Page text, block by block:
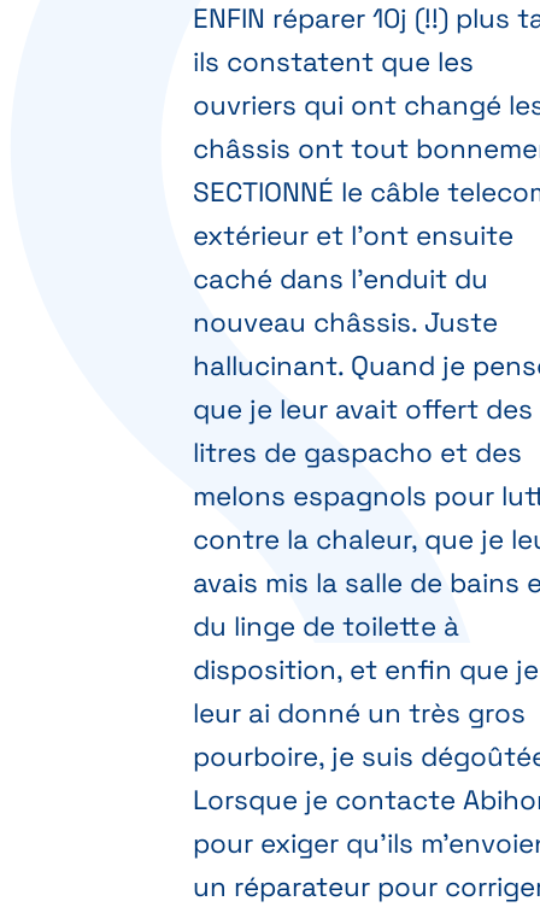
ENFIN réparer 10j (!!) plus
ils constatent que les
ouvriers qui ont changé
châssis ont tout
SECTIONNÉ le câble
extérieur et l'ont ensuite
caché dans l'enduit du
nouveau châssis. Juste
hallucinant. Quand je
que je leur avait offert des
litres de gaspacho et des
melons espagnols pour
contre la chaleur, que je
avais mis la salle de bains
du linge de toilette à
disposition, et enfin que je
leur ai donné un très gros
pourboire, je suis
Lorsque je contacte
pour exiger qu'ils
un réparateur pour